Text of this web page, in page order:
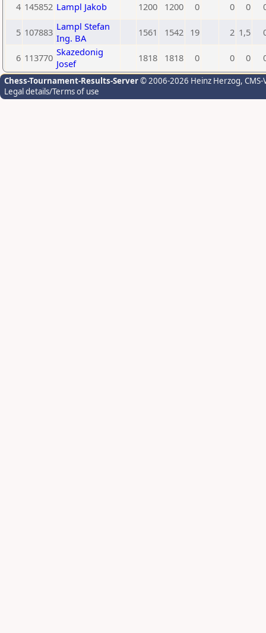
4 145852 Lampl Jakob 1200 1200 0 0 0
5 107883 Lampl Stefan
Ing. BA
1561 1542 19 2 1,5
6 113770 Skazedonig
Josef
1818 1818 0 0 0
Chess-Tournament-Results-Server© 2006-2026 Heinz Herzog,
Legal details/Terms of use